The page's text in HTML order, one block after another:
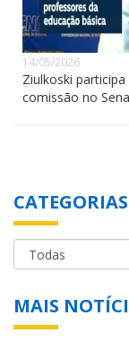
14/05/2026
Ziulkoski
comissão no
CATEGORIAS
MAIS